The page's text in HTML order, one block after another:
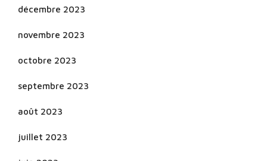
décembre 2023
novembre 2023
octobre 2023
septembre 2023
août 2023
juillet 2023